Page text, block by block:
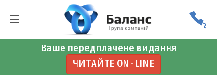
Ваше передплачене видання
ЧИТАЙТЕ ON-LINE